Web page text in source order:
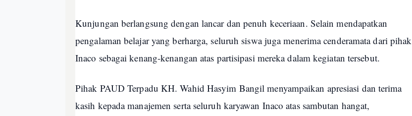
Kunjungan berlangsung dengan lancar dan penuh keceriaan. Selain mendapatkan
pengalaman belajar yang berharga, seluruh siswa juga menerima cenderamata dari pihak
Inaco sebagai kenang-kenangan atas partisipasi mereka dalam kegiatan tersebut.
Pihak PAUD Terpadu KH. Wahid Hasyim Bangil menyampaikan apresiasi dan terima
kasih kepada manajemen serta seluruh karyawan Inaco atas sambutan hangat,